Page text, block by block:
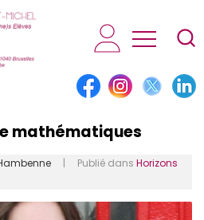
AESM...
mathématiques
| Publié dans Horizons